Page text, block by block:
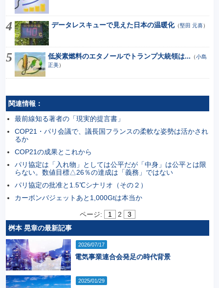
データレスキューで見えた日本の温暖化（堅田 元喜）
低炭素燃料のエタノールでトランプ大統領は... （小島
正美）
関連情報：
最前線知る著者の「現実的提言書」
COP21・パリ会議で、議長国フランスの柔軟な姿勢は活かされ
るか
COP21の成果とこれから
パリ協定は「入れ物」としては公平だが「中身」は公平とは限
らない。数値目標△26％の達成は「義務」ではない
パリ協定の批准と1.5℃シナリオ（その２）
カーボンバジェットあと1,000Gtは本当か
ページ: 1 2
3
桝本 晃章の最新記事
2026/07/17
電気事業連合会発足の時代背景
2025/01/29